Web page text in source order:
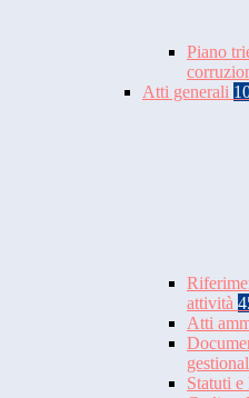
Piano
Atti generali
attività
Atti
Statuti